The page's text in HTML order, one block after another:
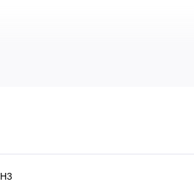
们将深入探讨高级功能和实战案例，敬请